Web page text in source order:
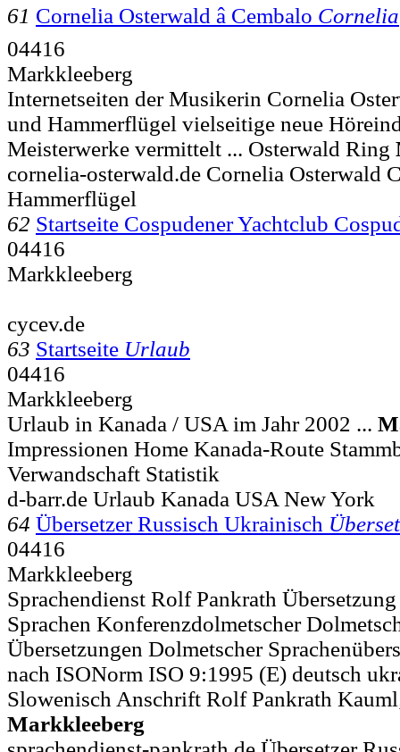
61 Cornelia Osterwald â Cembalo Cornelia
04416
Markkleeberg
Internetseiten der Musikerin Cornelia
und Hammerflügel vielseitige neue
Meisterwerke vermittelt ... Osterwald Ring
cornelia-osterwald.de Cornelia Osterwald
Hammerflügel
62 Startseite Cospudener Yachtclub
04416
Markkleeberg
cycev.de
63 Startseite Urlaub
04416
Markkleeberg
Urlaub in Kanada / USA im Jahr 2002 ...
Impressionen Home Kanada-Route
Verwandschaft Statistik
d-barr.de Urlaub Kanada USA New York
64 Übersetzer Russisch Ukrainisch
04416
Markkleeberg
Sprachendienst Rolf Pankrath
Sprachen Konferenzdolmetscher
Übersetzungen Dolmetscher
nach ISONorm ISO 9:1995 (E) deutsch
Slowenisch Anschrift Rolf Pankrath
Markkleeberg